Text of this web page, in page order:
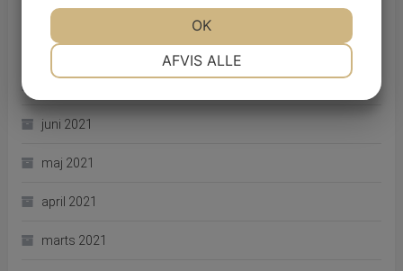
september 2021
august 2021
juni 2021
maj 2021
april 2021
marts 2021
AFVIS ALLE
OK